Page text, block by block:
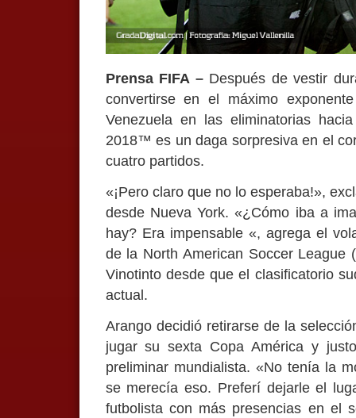
Prensa FIFA –Después de vestir
convertirse en el máximo
Venezuela en las eliminatorias
2018™ es un daga sorpresiva en el
cuatro partidos.
«¡Pero claro que no lo esperaba!»,
desde Nueva York. «¿Cómo iba a
hay? Era impensable «, agrega el
de la North American Soccer
Vinotinto desde que el clasificatorio
actual.
Arango decidió retirarse de la
jugar su sexta Copa América y
preliminar mundialista. «No tenía la
se merecía eso. Preferí dejarle el
futbolista con más presencias en el